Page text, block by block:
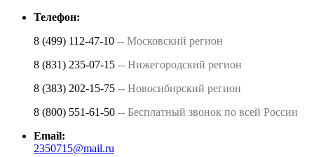
Телефон:
8 (499) 112-47-10 -- Московский регион
8 (831) 235-07-15 -- Нижегородский регион
8 (383) 202-15-75 -- Новосибирский регион
8 (800) 551-61-50 -- Бесплатный звонок по всей России
Email:
2350715@mail.ru